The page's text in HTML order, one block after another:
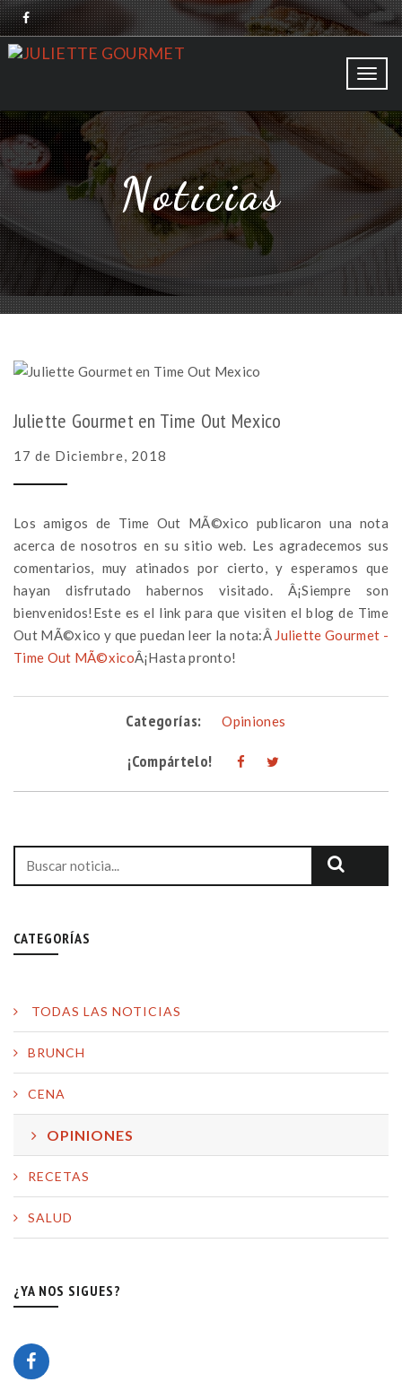
Noticias
Juliette Gourmet en Time Out Mexico
17 de Diciembre, 2018
Los amigos de Time Out MÃ©xico publicaron una nota
acerca de nosotros en su sitio web. Les agradecemos sus
comentarios, muy atinados por cierto, y esperamos que
hayan disfrutado habernos visitado. Â¡Siempre son
bienvenidos!Este es el link para que visiten el blog de Time
Out MÃ©xico y que puedan leer la nota:Â Juliette Gourmet -
Time Out MÃ©xicoÂ¡Hasta pronto!
Categorías: Opiniones
¡Compártelo!
CATEGORÍAS
TODAS LAS NOTICIAS
BRUNCH
CENA
OPINIONES
RECETAS
SALUD
¿YA NOS SIGUES?